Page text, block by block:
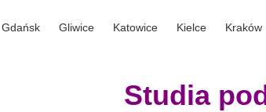
Gdańsk Gliwice Katowice Kielce Kraków
Studia